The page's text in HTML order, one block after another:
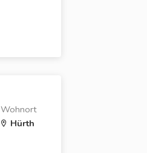
Wohnort
Hürth